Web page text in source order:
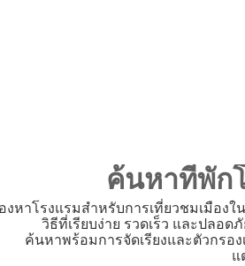
ค้นหาที่พัก
งหาโรงแรมสำหรับการเที่ยวชมเมือ
วิธีที่เรียบง่าย รวดเร็ว และปลอ
ค้นหาพร้อมการจัดเรียงและตัวกรอ
แ